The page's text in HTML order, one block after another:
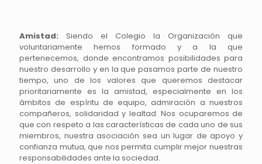
Amistad: Siendo el Colegio la Organización que
voluntariamente hemos formado y a la que
pertenecemos, donde encontramos posibilidades para
nuestro desarrollo y en la que pasamos parte de nuestro
tiempo, uno de los valores que queremos destacar
prioritariamente es la amistad, especialmente en los
ámbitos de espíritu de equipo, admiración a nuestros
compañeros, solidaridad y lealtad. Nos ocuparemos de
que con respeto a las características de cada uno de sus
miembros, nuestra asociación sea un lugar de apoyo y
confianza mutua, que nos permita cumplir mejor nuestras
responsabilidades ante la sociedad.